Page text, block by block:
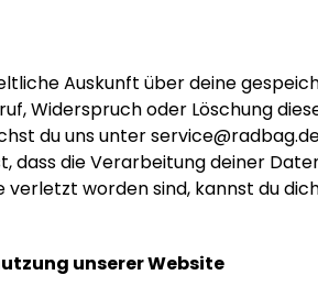
Auskunft über deine
Widerspruch oder Löschung
du uns unter
dass die Verarbeitung deiner
verletzt worden sind, kannst du
unserer Website